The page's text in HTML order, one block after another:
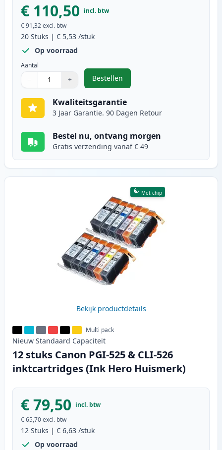
€ 110,50 incl. btw
€ 91,32excl. btw
20 Stuks | € 5,53 /stuk
Op voorraad
Aantal
Gebruik de knoppen om aan te passen
− +
1
Bestellen
,20 stuks Canon PGI-525 & CLI-
Kwaliteitsgarantie
3 Jaar Garantie. 90 Dagen Retour
Bestel nu, ontvang morgen
Gratis verzending vanaf € 49
Met chip
Bekijk productdetails
Multi pack
Nieuw Standaard Capaciteit
12 stuks Canon PGI-525 & CLI-526
inktcartridges (Ink Hero Huismerk)
€ 79,50 incl. btw
€ 65,70excl. btw
12 Stuks | € 6,63 /stuk
Op voorraad